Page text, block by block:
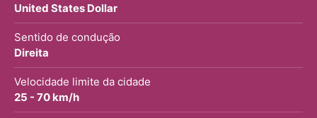
United States Dollar
Sentido de condução
Direita
Velocidade limite da cidade
25 - 70 km/h